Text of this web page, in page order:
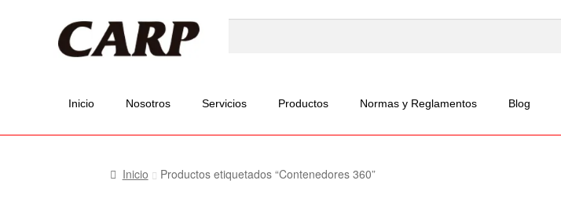
Inicio Nosotros Servicios Productos Normas y Reglamentos Blog
Inicio Productos etiquetados “Contenedores 360”